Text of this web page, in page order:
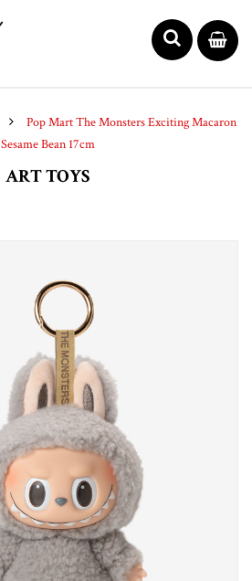
Pop Mart The Monsters Exciting Macaron
Sesame Bean 17cm
ART TOYS